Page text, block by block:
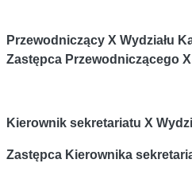
Przewodniczący X Wydziału
Zastępca Przewodniczącego
Kierownik sekretariatu X
Zastępca Kierownika